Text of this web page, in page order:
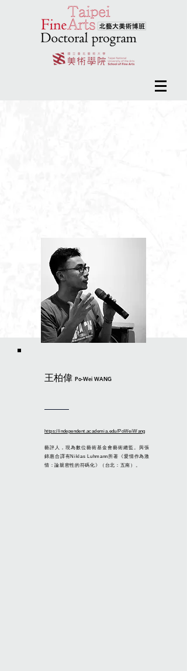
王柏偉 Po-Wei WANG
https://independent.academia.edu/PoWeiWang
藝評人，現為數位藝術基金會藝術總監。與張
錦惠合譯有Niklas Luhmann所著《愛情作為激
情：論親密性的符碼化》（台北：五南）。